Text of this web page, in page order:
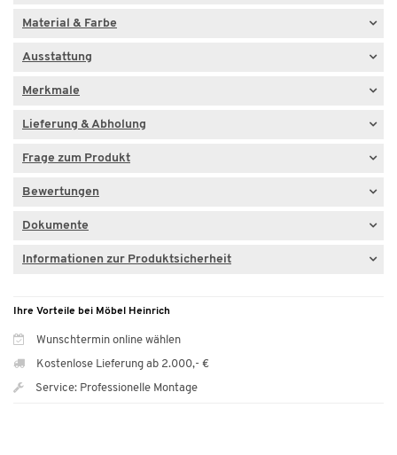
Material & Farbe
Ausstattung
Merkmale
Lieferung & Abholung
Frage zum Produkt
Bewertungen
Dokumente
Informationen zur Produktsicherheit
Ihre Vorteile bei Möbel Heinrich
Wunschtermin online wählen
Kostenlose Lieferung ab 2.000,- €
Service: Professionelle Montage